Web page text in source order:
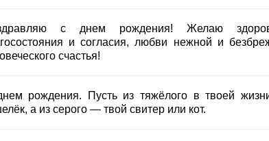
с днем рождения! Желаю
и согласия, любви нежной и
счастья!
рождения. Пусть из тяжёлого в твоей
а из серого — твой свитер или кот.